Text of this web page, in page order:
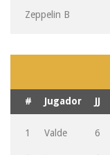
Zeppelin B
# Jugador JJ
1 Valde 6